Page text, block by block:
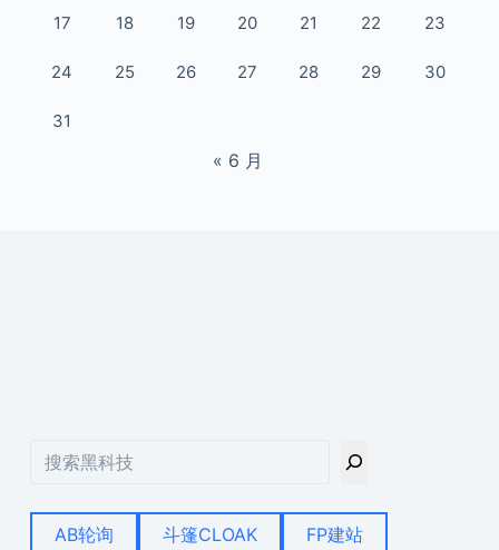
17 18 19 20 21 22 23
24 25 26 27 28 29 30
31
« 6 月
AB轮询 斗篷CLOAK FP建站